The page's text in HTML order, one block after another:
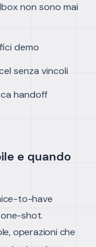
non sono mai
demo
senza vincoli
handoff
e quando
to-have
shot.
operazioni che